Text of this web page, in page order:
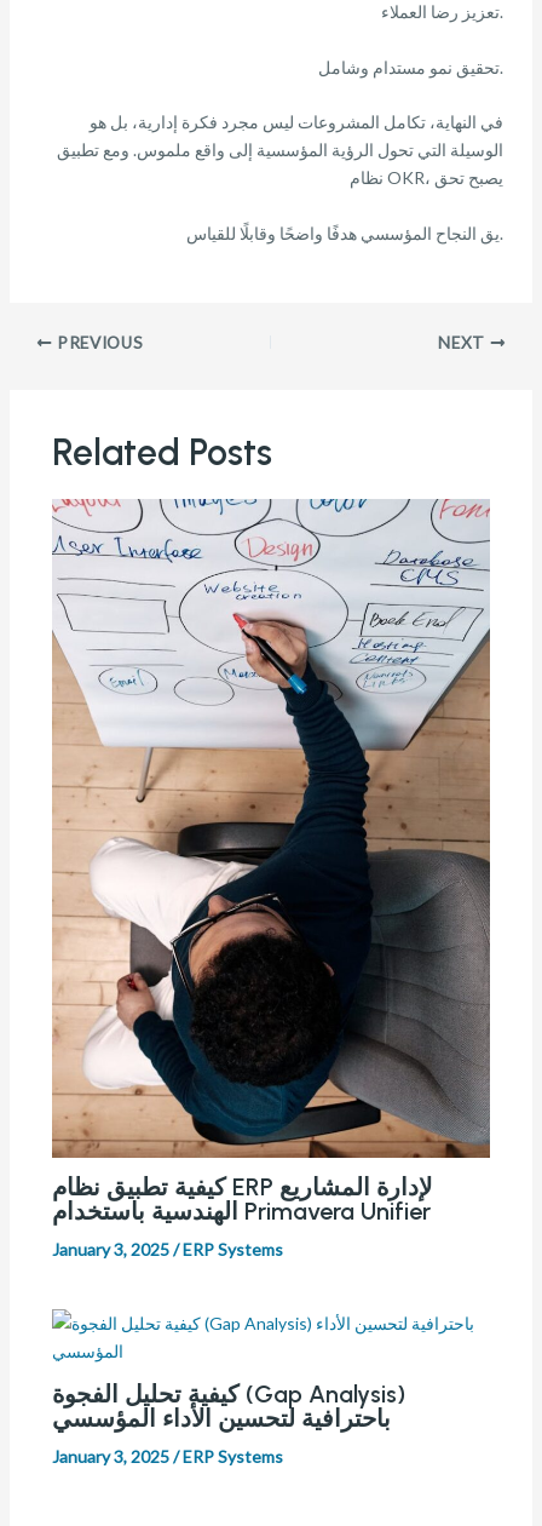
تعزيز رضا العملاء.
تحقيق نمو مستدام وشامل.
في النهاية، تكامل المشروعات ليس مجرد فكرة إدارية، بل هو
الوسيلة التي تحول الرؤية المؤسسية إلى واقع ملموس. ومع تطبيق
نظام OKR، يصبح تحق
يق النجاح المؤسسي هدفًا واضحًا وقابلًا للقياس.
Post
PREVIOUS NEXT
Related Posts
كيفية تطبيق نظام ERP لإدارة المشاريع
الهندسية باستخدام Primavera Unifier
January 3, 2025/ERP Systems
كيفية تحليل الفجوة (Gap Analysis)
باحترافية لتحسين الأداء المؤسسي
January 3, 2025/ERP Systems